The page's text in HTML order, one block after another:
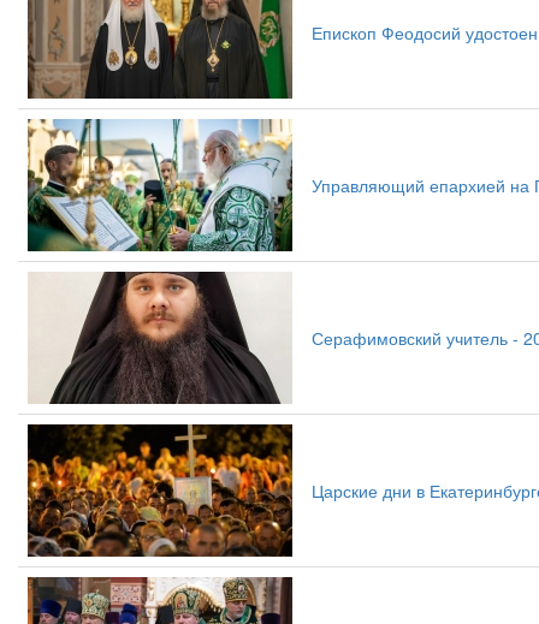
Епископ Феодосий
Управляющий епархией
Серафимовский учитель -
Царские дни в